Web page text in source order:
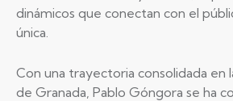
dinámicos que conectan con el
única.
Con una trayectoria consolidada en
de Granada, Pablo Góngora se ha